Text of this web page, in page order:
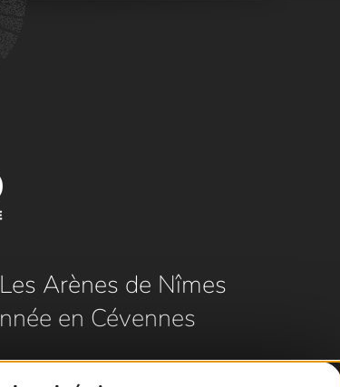
Les Arènes de Nîmes
en Cévennes